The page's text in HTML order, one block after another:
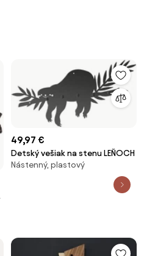
49,97 €
Detský vešiak na stenu LEŇOCH
Nástenný, plastový